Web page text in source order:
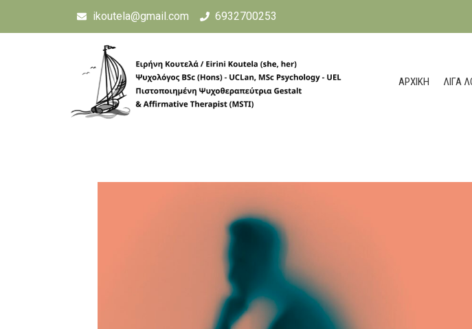
ikoutela@gmail.com 6932700253
ΑΡΧΙΚΉ ΛΊΓΑ